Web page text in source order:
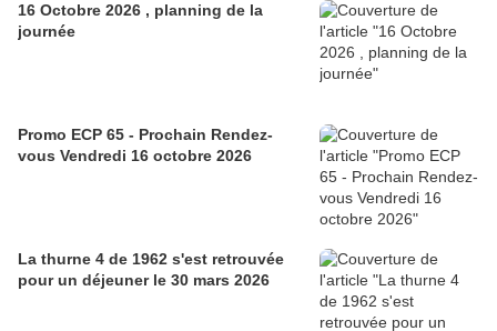
16 Octobre 2026 , planning de la
journée
Promo ECP 65 - Prochain Rendez-
vous Vendredi 16 octobre 2026
La thurne 4 de 1962 s'est retrouvée
pour un déjeuner le 30 mars 2026